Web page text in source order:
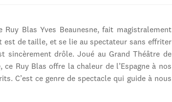
Ruy Blas Yves Beaunesne, fait magistralement
de taille, et se lie au spectateur sans effriter
sincèrement drôle. Joué au Grand Théâtre de
ce Ruy Blas offre la chaleur de l’Espagne à nos
C’est ce genre de spectacle qui guide à nous